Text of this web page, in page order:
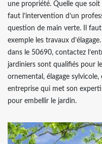
une propriété. Quelle que
faut l’intervention d’un
question de main verte. Il
exemple les travaux
dans le 50690, contactez
jardiniers sont qualifiés pour
ornemental, élagage
entreprise qui met son
pour embellir le jardin.